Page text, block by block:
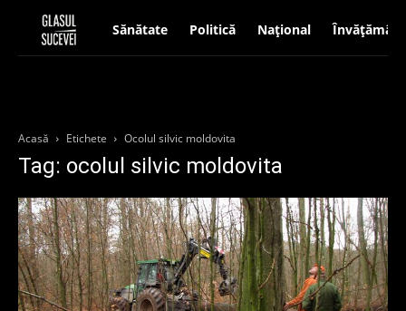
Sănătate Politică Național Învățământ
Acasă Etichete Ocolul silvic moldovita
Tag: ocolul silvic moldovita